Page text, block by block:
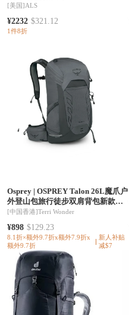
[美国]ALS
¥2232 $321.12
1件8折
Osprey| OSPREY Talon 26L魔爪户
外登山包旅行徒步双肩背包新款
（香港仓发货）
[中国香港]Terri Wonder
¥898 $129.23
8.1折×额外9.7折x额外7.9折x
额外9.7折
新人补贴
减$7